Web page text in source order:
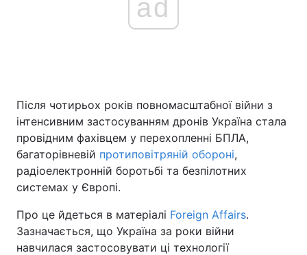
ad
Після чотирьох років повномасштабної війни з
інтенсивним застосуванням дронів Україна стала
провідним фахівцем у перехопленні БПЛА,
багаторівневій протиповітряній обороні,
радіоелектронній боротьбі та безпілотних
системах у Європі.
Про це йдеться в матеріалі Foreign Affairs.
Зазначається, що Україна за роки війни
навчилася застосовувати ці технології